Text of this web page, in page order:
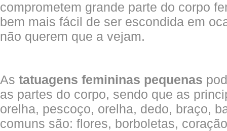
comprometem grande parte do corpo
bem mais fácil de ser escondida em
não querem que a vejam.
As tatuagens femininas pequenas
as partes do corpo, sendo que as
orelha, pescoço, orelha, dedo, braço,
comuns são: flores, borboletas,